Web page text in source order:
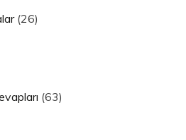
(26)
(63)